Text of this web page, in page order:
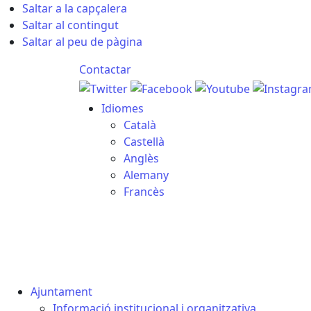
Saltar a la capçalera
Saltar al contingut
Saltar al peu de pàgina
Contactar
Idiomes
Català
Castellà
Anglès
Alemany
Francès
Ajuntament